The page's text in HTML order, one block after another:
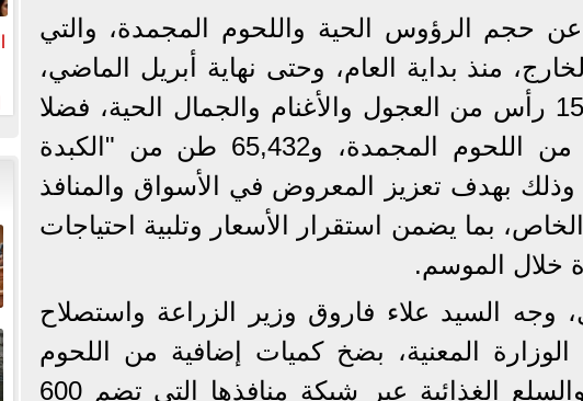
حجم الرؤوس الحية واللحوم المجمدة، والتي
منذ بداية العام، وحتى نهاية أبريل الماضي،
والتي بلغت 158,876 رأس من العجول والأغنام والجمال الحية، فضلا
عن 100,781 طن من اللحوم المجمدة، و65,432 طن من "الكبدة
وذلك بهدف تعزيز المعروض في الأسواق والمنافذ
بما يضمن استقرار الأسعار وتلبية احتياجات
خلال الموسم.
السيد علاء فاروق وزير الزراعة واستصلاح
الوزارة المعنية، بضخ كميات إضافية من اللحوم
البلدية والمجمدة والسلع الغذائية عبر شبكة منافذها التي تضم 600